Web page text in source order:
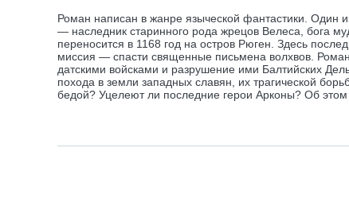
Роман написан в жанре языческой фантастики. Один
— наследник старинного рода жрецов Велеса, бога
переносится в 1168 год на остров Рюген. Здесь
миссия — спасти священные письмена волхвов.
датскими войсками и разрушение ими Балтийских
похода в земли западных славян, их трагической
бедой? Уцелеют ли последние герои Арконы? Об этом